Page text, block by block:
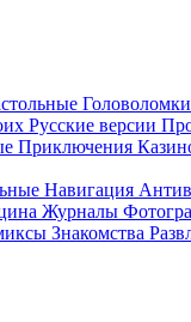
Головоломки
Русские версии
Приключения
Навигация
Журналы
Знакомства